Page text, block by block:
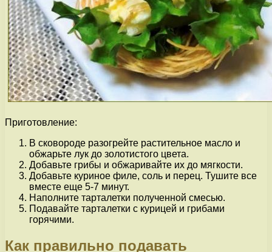
Приготовление:
В сковороде разогрейте растительное масло и
обжарьте лук до золотистого цвета.
Добавьте грибы и обжаривайте их до мягкости.
Добавьте куриное филе, соль и перец. Тушите все
вместе еще 5-7 минут.
Наполните тарталетки полученной смесью.
Подавайте тарталетки с курицей и грибами
горячими.
Как правильно подавать